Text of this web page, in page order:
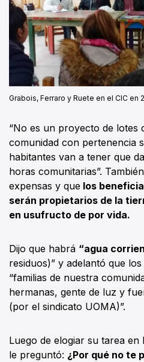
Grabois, Ferraro y Ruete en el CIC en
“No es un proyecto de lotes
comunidad con pertenencia
habitantes van a tener que
horas comunitarias”.
expensas y que los
serán propietarios de la
en usufructo de por vida.
Dijo que habrá “agua
residuos)” y adelantó que
“familias de nuestra
hermanas, gente de luz y
(por el sindicato UOMA)”.
Luego de elogiar su tarea
le preguntó: ¿Por qué no te